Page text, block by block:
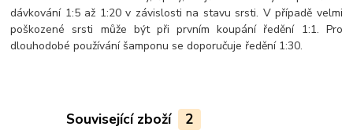
dávkování 1:5 až 1:20 v závislosti na stavu srsti. V případě velmi
poškozené srsti může být při prvním koupání ředění 1:1. Pro
dlouhodobé používání šamponu se doporučuje ředění 1:30.
Související zboží 2